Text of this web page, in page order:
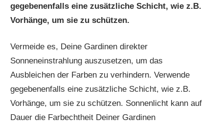
gegebenenfalls eine zusätzliche Schicht, wie z.B.
Vorhänge, um sie zu schützen.
Vermeide es, Deine Gardinen direkter
Sonneneinstrahlung auszusetzen, um das
Ausbleichen der Farben zu verhindern. Verwende
gegebenenfalls eine zusätzliche Schicht, wie z.B.
Vorhänge, um sie zu schützen. Sonnenlicht kann auf
Dauer die Farbechtheit Deiner Gardinen